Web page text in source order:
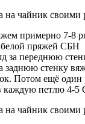
примерно 7-8
белой пряжей СБН
за переднюю
заднюю стенку
Потом ещё
каждую петлю 4-5